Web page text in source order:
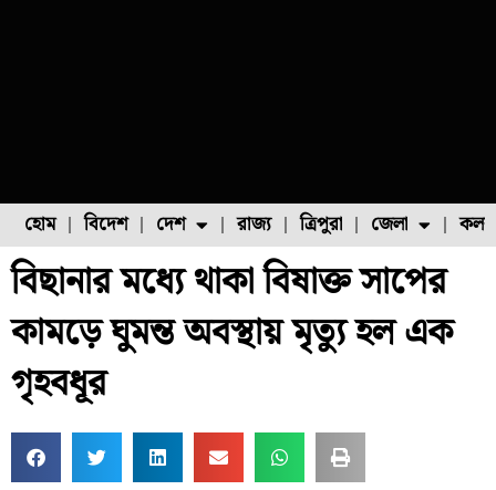
হোম বিদেশ দেশ
ফুল চাষ ফল চাষ মাছ চাষ পোল্ট্রি চাষ
রাজ্য ত্রিপুরা জেলা
উত্তর ২৪ পরগনা
বিছানার মধ্যে থাকা বিষাক্ত সাপের
কামড়ে ঘুমন্ত অবস্থায় মৃত্যু হল এক
গৃহবধূর